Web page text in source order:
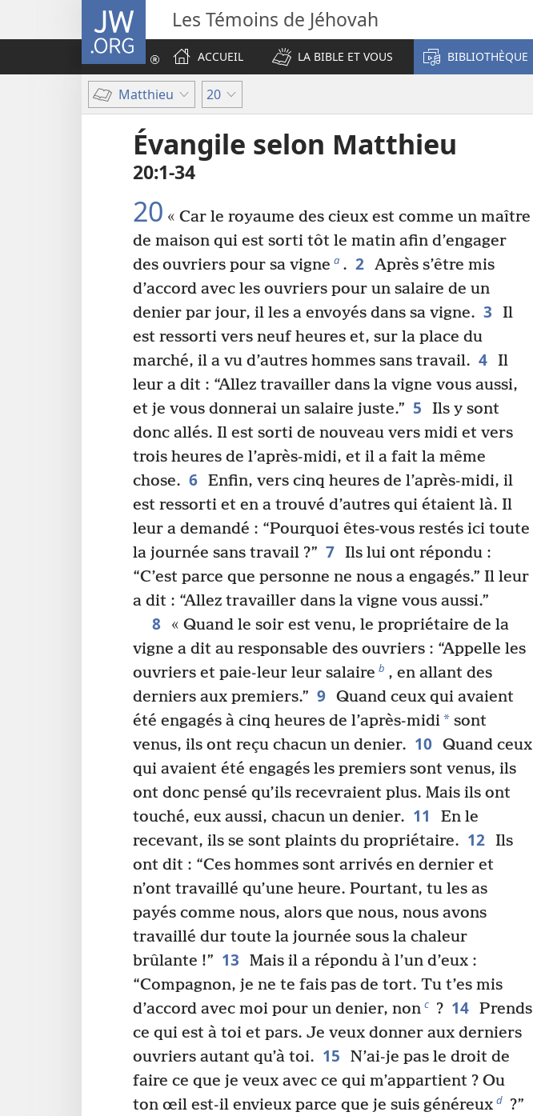
JW.ORG Les Témoins de Jéhovah
ACCUEIL
LA BIBLE ET VOUS BIBLIOTHÈQUE
Matthieu 20
Évangile selon Matthieu
20​:​1-34
20 « Car le royaume des cieux est comme un maître
de maison qui est sorti tôt le matin afin d’engager
des ouvriers pour sa vigne a . 2 Après s’être mis
d’accord avec les ouvriers pour un salaire de un
denier par jour, il les a envoyés dans sa vigne. 3
Il
est ressorti vers neuf heures et, sur la place du
marché, il a vu d’autres hommes sans travail. 4 Il
leur a dit : “Allez travailler dans la vigne vous aussi,
et je vous donnerai un salaire juste.” 5
Ils y sont
donc allés. Il est sorti de nouveau vers midi et vers
trois heures de l’après-midi, et il a fait la même
chose. 6 Enfin, vers cinq heures de l’après-midi, il
est ressorti et en a trouvé d’autres qui étaient là. Il
leur a demandé : “Pourquoi êtes-vous restés ici toute
la journée sans travail ?” 7 Ils lui ont répondu :
“C’est parce que personne ne nous a engagés.” Il leur
a dit : “Allez travailler dans la vigne vous aussi.”
8
« Quand le soir est venu, le propriétaire de la
vigne a dit au responsable des ouvriers : “Appelle les
ouvriers et paie-leur leur salaire b , en allant des
derniers aux premiers.” 9 Quand ceux qui avaient
été engagés à cinq heures de l’après-midi* sont
venus, ils ont reçu chacun un denier. 10 Quand ceux
qui avaient été engagés les premiers sont venus, ils
ont donc pensé qu’ils recevraient plus. Mais ils ont
touché, eux aussi, chacun un denier. 11
En le
recevant, ils se sont plaints du propriétaire. 12 Ils
ont dit : “Ces hommes sont arrivés en dernier et
n’ont travaillé qu’une heure. Pourtant, tu les as
payés comme nous, alors que nous, nous avons
travaillé dur toute la journée sous la chaleur
brûlante !” 13
Mais il a répondu à l’un d’eux :
“Compagnon, je ne te fais pas de tort. Tu t’es mis
d’accord avec moi pour un denier, non c ? 14 Prends
ce qui est à toi et pars. Je veux donner aux derniers
ouvriers autant qu’à toi. 15
N’ai-je pas le droit de
faire ce que je veux avec ce qui m’appartient ? Ou
ton œil est-il envieux parce que je suis généreux d ?”